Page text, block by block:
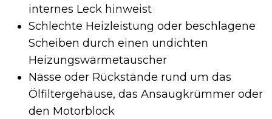
internes Leck hinweist
Schlechte Heizleistung oder beschlagene
Scheiben durch einen undichten
Heizungswärmetauscher
Nässe oder Rückstände rund um das
Ölfiltergehäuse, das Ansaugkrümmer oder
den Motorblock